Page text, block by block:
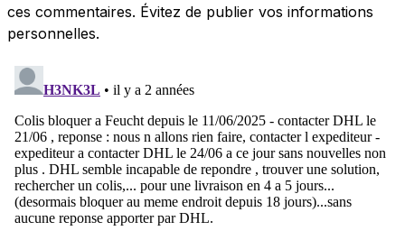
ces commentaires. Évitez de publier vos informations
personnelles.